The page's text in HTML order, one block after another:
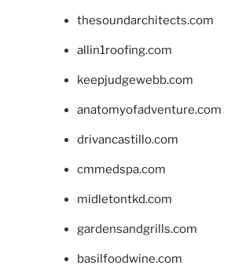
thesoundarchitects.com
allin1roofing.com
keepjudgewebb.com
anatomyofadventure.com
drivancastillo.com
cmmedspa.com
midletontkd.com
gardensandgrills.com
basilfoodwine.com